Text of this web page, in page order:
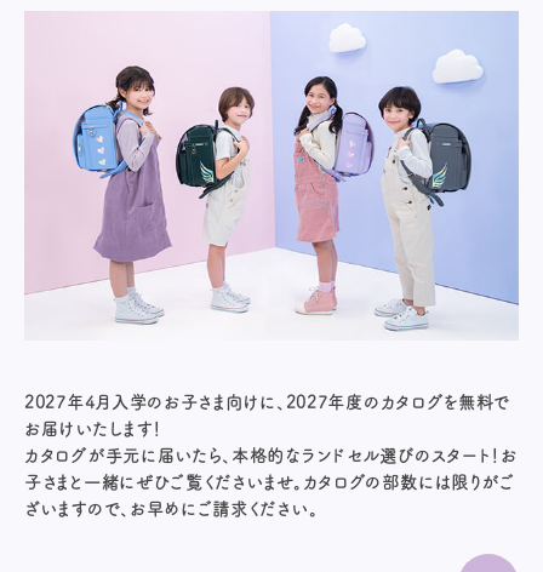
2027年4月入学のお子さま向けに、2027年度のカタログを無料で
お届けいたします！
カタログが手元に届いたら、本格的なランドセル選びのスタート！お
子さまと一緒にぜひご覧くださいませ。カタログの部数には限りがご
ざいますので、お早めにご請求ください。